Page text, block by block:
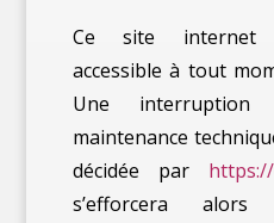
Ce site internet
accessible à tout
Une
maintenance
décidée par
s’efforcera alors